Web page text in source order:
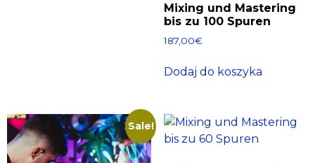
Mixing und Mastering
bis zu 100 Spuren
187,00€
Dodaj do koszyka
Sale!